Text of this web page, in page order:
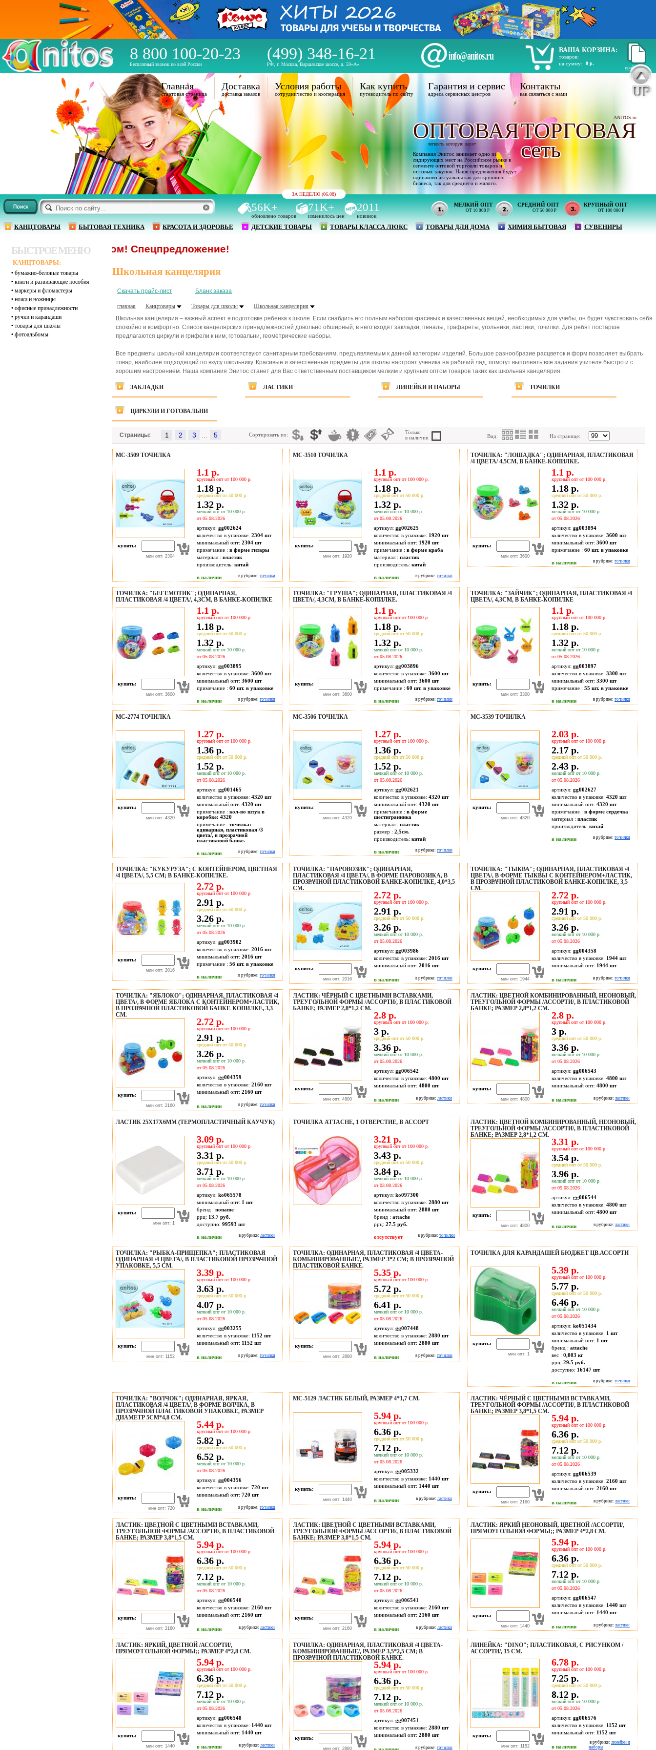
8 800 100-20-23
Бесплатный звонок по всей России
(499) 348-16-21
РФ, г. Москва, Варшавское шоссе, д. 59«А»
info@anitos.ru
ВАША КОРЗИНА:
товаров:
на сумму:
0 р.
прайс лист
ЗА НЕДЕЛЮ (06.08)
56K+
обновлено товаров
71K+
изменилось цен
2011
новинок
МЕЛКИЙ ОПТ
ОТ 10 000 Р
СРЕДНИЙ ОПТ
ОТ 50 000 Р
КРУПНЫЙ ОПТ
ОТ 100 000 Р
КАНЦТОВАРЫ БЫТОВАЯ ТЕХНИКА КРАСОТА И ЗДОРОВЬЕ ДЕТСКИЕ ТОВАРЫ ТОВАРЫ КЛАССА ЛЮКС ТОВАРЫ ДЛЯ ДОМА ХИМИЯ БЫТОВАЯ СУВЕНИРЫ
Главная
стартовая страница
Доставка
доставка заказов
Условия работы
сотрудничество и кооперация
Как купить
путеводитель по сайту
Гарантия и сервис
адреса сервисных центров
Контакты
как связаться с нами
ANITOS.ru
ОПТОВАЯТОРГОВАЯ
легкость которую дарят
Компания Энитос занимает одно из
лидирующих мест на Российском рынке в
сегменте оптовой торговли товаров и
оптовых закупок. Наши предложения будут
одинаково актуальны как для крупного
бизнеса, так для среднего и малого.
сеть
БЫСТРОЕ МЕНЮ
КАНЦТОВАРЫ:
• бумажно-беловые товары
• книги и развивающие пособия
• маркеры и фломастеры
• ножи и ножницы
• офисные принадлежности
• ручки и карандаши
• товары для школы
• фотоальбомы
оптом! Спецпредложение!
Школьная канцелярия
Скачать прайс-лист Бланк заказа
главная Канцтовары Товары для школы
Школьная канцелярия
Школьная канцелярия – важный аспект в подготовке ребенка к школе. Если снабдить его полным набором красивых и качественных вещей, необходимых для учебы, он будет чувствовать себя
спокойно и комфортно. Список канцелярских принадлежностей довольно обширный, в него входят закладки, пеналы, трафареты, угольники, ластики, точилки. Для ребят постарше
предлагаются циркули и грифели к ним, готовальни, геометрические наборы.
Все предметы школьной канцелярии соответствуют санитарным требованиям, предъявляемым к данной категории изделий. Большое разнообразие расцветок и форм позволяет выбрать
товар, наиболее подходящий по вкусу школьнику. Красивые и качественные предметы для школы настроят ученика на рабочий лад, помогут выполнять все задания учителя быстро и с
хорошим настроением. Наша компания Энитос станет для Вас ответственным поставщиком мелким и крупным оптом товаров таких как школьная канцелярия.
ЗАКЛАДКИ ЛАСТИКИ ЛИНЕЙКИ И НАБОРЫ ТОЧИЛКИ
ЦИРКУЛИ И ГОТОВАЛЬНИ
Страницы: 1 Сортировать по:
Только
в наличии
Вид: На странице:
МС-3509 ТОЧИЛКА
купить:
мин опт: 2304
1.1 р.
крупный опт от 100 000 р.
1.18 р.
средний опт от 50 000 р.
1.32 р.
мелкий опт от 10 000 р.
от 05.08.2026
артикул: gg002624
количество в упаковке: 2304 шт
минимальный опт: 2304 шт
примечание : в форме гитары
материал : пластик
производитель: китай
в наличии в рубрике: точилки
МС-3510 ТОЧИЛКА
купить:
мин опт: 1920
1.1 р.
крупный опт от 100 000 р.
1.18 р.
средний опт от 50 000 р.
1.32 р.
мелкий опт от 10 000 р.
от 05.08.2026
артикул: gg002625
количество в упаковке: 1920 шт
минимальный опт: 1920 шт
примечание : в форме краба
материал : пластик
производитель: китай
в наличии в рубрике: точилки
ТОЧИЛКА: "ЛОШАДКА"; ОДИНАРНАЯ, ПЛАСТИКОВАЯ
/4 ЦВЕТА/ 4,5СМ, В БАНКЕ-КОПИЛКЕ.
купить:
мин опт: 3600
1.1 р.
крупный опт от 100 000 р.
1.18 р.
средний опт от 50 000 р.
1.32 р.
мелкий опт от 10 000 р.
от 05.08.2026
артикул: gg003894
количество в упаковке: 3600 шт
минимальный опт: 3600 шт
примечание : 60 шт. в упаковке
в наличии в рубрике: точилки
ТОЧИЛКА: "БЕГЕМОТИК"; ОДИНАРНАЯ,
ПЛАСТИКОВАЯ /4 ЦВЕТА/, 4,3СМ, В БАНКЕ-КОПИЛКЕ
купить:
мин опт: 3600
1.1 р.
крупный опт от 100 000 р.
1.18 р.
средний опт от 50 000 р.
1.32 р.
мелкий опт от 10 000 р.
от 05.08.2026
артикул: gg003895
количество в упаковке: 3600 шт
минимальный опт: 3600 шт
примечание : 60 шт. в упаковке
в наличии в рубрике: точилки
ТОЧИЛКА: "ГРУША"; ОДИНАРНАЯ, ПЛАСТИКОВАЯ /4
ЦВЕТА/, 4,3СМ, В БАНКЕ-КОПИЛКЕ.
купить:
мин опт: 3600
1.1 р.
крупный опт от 100 000 р.
1.18 р.
средний опт от 50 000 р.
1.32 р.
мелкий опт от 10 000 р.
от 05.08.2026
артикул: gg003896
количество в упаковке: 3600 шт
минимальный опт: 3600 шт
примечание : 60 шт. в упаковке
в наличии в рубрике: точилки
ТОЧИЛКА: "ЗАЙЧИК"; ОДИНАРНАЯ, ПЛАСТИКОВАЯ /4
ЦВЕТА/, 4,3СМ, В БАНКЕ-КОПИЛКЕ
купить:
мин опт: 3300
1.1 р.
крупный опт от 100 000 р.
1.18 р.
средний опт от 50 000 р.
1.32 р.
мелкий опт от 10 000 р.
от 05.08.2026
артикул: gg003897
количество в упаковке: 3300 шт
минимальный опт: 3300 шт
примечание : 55 шт. в упаковке
в наличии в рубрике: точилки
МС-2774 ТОЧИЛКА
купить:
мин опт: 4320
1.27 р.
крупный опт от 100 000 р.
1.36 р.
средний опт от 50 000 р.
1.52 р.
мелкий опт от 10 000 р.
от 05.08.2026
артикул: gg001465
количество в упаковке: 4320 шт
минимальный опт: 4320 шт
примечание : кол-во штук в
коробке: 4320
примечание : точилка:
одинарная, пластиковая /3
цвета/, в прозрачной
пластиковой банке.
в наличии в рубрике: точилки
МС-3506 ТОЧИЛКА
купить:
мин опт: 4320
1.27 р.
крупный опт от 100 000 р.
1.36 р.
средний опт от 50 000 р.
1.52 р.
мелкий опт от 10 000 р.
от 05.08.2026
артикул: gg002621
количество в упаковке: 4320 шт
минимальный опт: 4320 шт
примечание : в форме
шестигранника
материал : пластик
размер : 2,5см.
производитель: китай
в наличии в рубрике: точилки
МС-3539 ТОЧИЛКА
купить:
мин опт: 4320
2.03 р.
крупный опт от 100 000 р.
2.17 р.
средний опт от 50 000 р.
2.43 р.
мелкий опт от 10 000 р.
от 05.08.2026
артикул: gg002627
количество в упаковке: 4320 шт
минимальный опт: 4320 шт
примечание : в форме сердечка
материал : пластик
производитель: китай
в наличии в рубрике: точилки
ТОЧИЛКА: "КУКУРУЗА"; С КОНТЕЙНЕРОМ, ЦВЕТНАЯ
/4 ЦВЕТА/, 5,5 СМ; В БАНКЕ-КОПИЛКЕ.
купить:
мин опт: 2016
2.72 р.
крупный опт от 100 000 р.
2.91 р.
средний опт от 50 000 р.
3.26 р.
мелкий опт от 10 000 р.
от 05.08.2026
артикул: gg003902
количество в упаковке: 2016 шт
минимальный опт: 2016 шт
примечание : 56 шт. в упаковке
в наличии в рубрике: точилки
ТОЧИЛКА: "ПАРОВОЗИК"; ОДИНАРНАЯ,
ПЛАСТИКОВАЯ /4 ЦВЕТА/, В ФОРМЕ ПАРОВОЗИКА, В
ПРОЗРАЧНОЙ ПЛАСТИКОВОЙ БАНКЕ-КОПИЛКЕ, 4,0*3,5
СМ.
купить:
мин опт: 2016
2.72 р.
крупный опт от 100 000 р.
2.91 р.
средний опт от 50 000 р.
3.26 р.
мелкий опт от 10 000 р.
от 05.08.2026
артикул: gg003986
количество в упаковке: 2016 шт
минимальный опт: 2016 шт
в наличии в рубрике: точилки
ТОЧИЛКА: "ТЫКВА"; ОДИНАРНАЯ, ПЛАСТИКОВАЯ /4
ЦВЕТА/, В ФОРМЕ ТЫКВЫ С КОНТЕЙНЕРОМ+ЛАСТИК,
В ПРОЗРАЧНОЙ ПЛАСТИКОВОЙ БАНКЕ-КОПИЛКЕ, 3,5
СМ.
купить:
мин опт: 1944
2.72 р.
крупный опт от 100 000 р.
2.91 р.
средний опт от 50 000 р.
3.26 р.
мелкий опт от 10 000 р.
от 05.08.2026
артикул: gg004358
количество в упаковке: 1944 шт
минимальный опт: 1944 шт
в наличии в рубрике: точилки
ТОЧИЛКА: "ЯБЛОКО"; ОДИНАРНАЯ, ПЛАСТИКОВАЯ /4
ЦВЕТА/, В ФОРМЕ ЯБЛОКА С КОНТЕЙНЕРОМ+ЛАСТИК,
В ПРОЗРАЧНОЙ ПЛАСТИКОВОЙ БАНКЕ-КОПИЛКЕ, 3,3
СМ.
купить:
мин опт: 2160
2.72 р.
крупный опт от 100 000 р.
2.91 р.
средний опт от 50 000 р.
3.26 р.
мелкий опт от 10 000 р.
от 05.08.2026
артикул: gg004359
количество в упаковке: 2160 шт
минимальный опт: 2160 шт
в наличии в рубрике: точилки
ЛАСТИК: ЧЁРНЫЙ С ЦВЕТНЫМИ ВСТАВКАМИ,
ТРЕУГОЛЬНОЙ ФОРМЫ /АССОРТИ/, В ПЛАСТИКОВОЙ
БАНКЕ; РАЗМЕР 2,8*1,2 СМ.
купить:
мин опт: 4800
2.8 р.
крупный опт от 100 000 р.
3 р.
средний опт от 50 000 р.
3.36 р.
мелкий опт от 10 000 р.
от 05.08.2026
артикул: gg006542
количество в упаковке: 4800 шт
минимальный опт: 4800 шт
в наличии в рубрике: ластики
ЛАСТИК: ЦВЕТНОЙ КОМБИНИРОВАННЫЙ, НЕОНОВЫЙ,
ТРЕУГОЛЬНОЙ ФОРМЫ /АССОРТИ/, В ПЛАСТИКОВОЙ
БАНКЕ; РАЗМЕР 2,8*1,2 СМ.
купить:
мин опт: 4800
2.8 р.
крупный опт от 100 000 р.
3 р.
средний опт от 50 000 р.
3.36 р.
мелкий опт от 10 000 р.
от 05.08.2026
артикул: gg006543
количество в упаковке: 4800 шт
минимальный опт: 4800 шт
в наличии в рубрике: ластики
ЛАСТИК 25Х17Х6ММ (ТЕРМОПЛАСТИЧНЫЙ КАУЧУК)
купить:
мин опт: 1
3.09 р.
крупный опт от 100 000 р.
3.31 р.
средний опт от 50 000 р.
3.71 р.
мелкий опт от 10 000 р.
от 05.08.2026
артикул: ko065578
минимальный опт: 1 шт
бренд : noname
ррц: 13.7 руб.
доступно: 99593 шт
в наличии в рубрике: ластики
ТОЧИЛКА ATTACHE, 1 ОТВЕРСТИЕ, В АССОРТ
3.21 р.
крупный опт от 100 000 р.
3.43 р.
средний опт от 50 000 р.
3.84 р.
мелкий опт от 10 000 р.
от 03.08.2026
артикул: ko097300
количество в упаковке: 2880 шт
минимальный опт: 2880 шт
бренд : attache
ррц: 27.5 руб.
отсутствует в рубрике: точилки
ЛАСТИК: ЦВЕТНОЙ КОМБИНИРОВАННЫЙ, НЕОНОВЫЙ,
ТРЕУГОЛЬНОЙ ФОРМЫ /АССОРТИ/, В ПЛАСТИКОВОЙ
БАНКЕ; РАЗМЕР 2,8*1,2 СМ.
купить:
мин опт: 4800
3.31 р.
крупный опт от 100 000 р.
3.54 р.
средний опт от 50 000 р.
3.96 р.
мелкий опт от 10 000 р.
от 05.08.2026
артикул: gg006544
количество в упаковке: 4800 шт
минимальный опт: 4800 шт
в наличии в рубрике: ластики
ТОЧИЛКА: "РЫБКА-ПРИЩЕПКА"; ПЛАСТИКОВАЯ
ОДИНАРНАЯ /4 ЦВЕТА/, В ПЛАСТИКОВОЙ ПРОЗРАЧНОЙ
УПАКОВКЕ, 5,5 СМ.
купить:
мин опт: 1152
3.39 р.
крупный опт от 100 000 р.
3.63 р.
средний опт от 50 000 р.
4.07 р.
мелкий опт от 10 000 р.
от 05.08.2026
артикул: gg003255
количество в упаковке: 1152 шт
минимальный опт: 1152 шт
в наличии в рубрике: точилки
ТОЧИЛКА: ОДИНАРНАЯ, ПЛАСТИКОВАЯ /4 ЦВЕТА-
КОМБИНИРОВАННЫЕ/, РАЗМЕР 3*2 СМ; В ПРОЗРАЧНОЙ
ПЛАСТИКОВОЙ БАНКЕ.
купить:
мин опт: 2880
5.35 р.
крупный опт от 100 000 р.
5.72 р.
средний опт от 50 000 р.
6.41 р.
мелкий опт от 10 000 р.
от 05.08.2026
артикул: gg007448
количество в упаковке: 2880 шт
минимальный опт: 2880 шт
в наличии в рубрике: точилки
ТОЧИЛКА ДЛЯ КАРАНДАШЕЙ БЮДЖЕТ ЦВ.АССОРТИ
купить:
мин опт: 1
5.39 р.
крупный опт от 100 000 р.
5.77 р.
средний опт от 50 000 р.
6.46 р.
мелкий опт от 10 000 р.
от 05.08.2026
артикул: ko051434
количество в упаковке: 1 шт
минимальный опт: 1 шт
бренд : attache
вес : 0,003 кг
ррц: 29.5 руб.
доступно: 16147 шт
в наличии в рубрике: точилки
ТОЧИЛКА: "ВОЛЧОК"; ОДИНАРНАЯ, ЯРКАЯ,
ПЛАСТИКОВАЯ /4 ЦВЕТА/, В ФОРМЕ ВОЛЧКА, В
ПРОЗРАЧНОЙ ПЛАСТИКОВОЙ УПАКОВКЕ, РАЗМЕР
ДИАМЕТР 5СМ*4,8 СМ.
купить:
мин опт: 720
5.44 р.
крупный опт от 100 000 р.
5.82 р.
средний опт от 50 000 р.
6.52 р.
мелкий опт от 10 000 р.
от 05.08.2026
артикул: gg004356
количество в упаковке: 720 шт
минимальный опт: 720 шт
в наличии в рубрике: точилки
МС-5129 ЛАСТИК БЕЛЫЙ, РАЗМЕР 4*1,7 СМ.
купить:
мин опт: 1440
5.94 р.
крупный опт от 100 000 р.
6.36 р.
средний опт от 50 000 р.
7.12 р.
мелкий опт от 10 000 р.
от 05.08.2026
артикул: gg005332
количество в упаковке: 1440 шт
минимальный опт: 1440 шт
в наличии в рубрике: ластики
ЛАСТИК: ЧЁРНЫЙ С ЦВЕТНЫМИ ВСТАВКАМИ,
ТРЕУГОЛЬНОЙ ФОРМЫ /АССОРТИ/, В ПЛАСТИКОВОЙ
БАНКЕ; РАЗМЕР 3,8*1,5 СМ.
купить:
мин опт: 2160
5.94 р.
крупный опт от 100 000 р.
6.36 р.
средний опт от 50 000 р.
7.12 р.
мелкий опт от 10 000 р.
от 05.08.2026
артикул: gg006539
количество в упаковке: 2160 шт
минимальный опт: 2160 шт
в наличии в рубрике: ластики
ЛАСТИК: ЦВЕТНОЙ С ЦВЕТНЫМИ ВСТАВКАМИ,
ТРЕУГОЛЬНОЙ ФОРМЫ /АССОРТИ/, В ПЛАСТИКОВОЙ
БАНКЕ; РАЗМЕР 3,8*1,5 СМ.
купить:
мин опт: 2160
5.94 р.
крупный опт от 100 000 р.
6.36 р.
средний опт от 50 000 р.
7.12 р.
мелкий опт от 10 000 р.
от 05.08.2026
артикул: gg006540
количество в упаковке: 2160 шт
минимальный опт: 2160 шт
в наличии в рубрике: ластики
ЛАСТИК: ЦВЕТНОЙ С ЦВЕТНЫМИ ВСТАВКАМИ,
ТРЕУГОЛЬНОЙ ФОРМЫ /АССОРТИ/, В ПЛАСТИКОВОЙ
БАНКЕ; РАЗМЕР 3,8*1,5 СМ.
купить:
мин опт: 2160
5.94 р.
крупный опт от 100 000 р.
6.36 р.
средний опт от 50 000 р.
7.12 р.
мелкий опт от 10 000 р.
от 05.08.2026
артикул: gg006541
количество в упаковке: 2160 шт
минимальный опт: 2160 шт
в наличии в рубрике: ластики
ЛАСТИК: ЯРКИЙ НЕОНОВЫЙ, ЦВЕТНОЙ /АССОРТИ/,
ПРЯМОУГОЛЬНОЙ ФОРМЫ;; РАЗМЕР 4*2,8 СМ.
купить:
мин опт: 1440
5.94 р.
крупный опт от 100 000 р.
6.36 р.
средний опт от 50 000 р.
7.12 р.
мелкий опт от 10 000 р.
от 05.08.2026
артикул: gg006547
количество в упаковке: 1440 шт
минимальный опт: 1440 шт
в наличии в рубрике: ластики
ЛАСТИК: ЯРКИЙ, ЦВЕТНОЙ /АССОРТИ/,
ПРЯМОУГОЛЬНОЙ ФОРМЫ;; РАЗМЕР 4*2,8 СМ.
купить:
мин опт: 1440
5.94 р.
крупный опт от 100 000 р.
6.36 р.
средний опт от 50 000 р.
7.12 р.
мелкий опт от 10 000 р.
от 05.08.2026
артикул: gg006548
количество в упаковке: 1440 шт
минимальный опт: 1440 шт
в наличии в рубрике: ластики
ТОЧИЛКА: ОДИНАРНАЯ, ПЛАСТИКОВАЯ /4 ЦВЕТА-
КОМБИНИРОВАННЫЕ/, РАЗМЕР 3,5*2,5 СМ; В
ПРОЗРАЧНОЙ ПЛАСТИКОВОЙ БАНКЕ.
купить:
мин опт: 2880
5.94 р.
крупный опт от 100 000 р.
6.36 р.
средний опт от 50 000 р.
7.12 р.
мелкий опт от 10 000 р.
от 05.08.2026
артикул: gg007451
количество в упаковке: 2880 шт
минимальный опт: 2880 шт
в рубрике: точилки
ЛИНЕЙКА: "DINO"; ПЛАСТИКОВАЯ, С РИСУНКОМ /
АССОРТИ/, 15 СМ.
купить:
мин опт: 1152
6.78 р.
крупный опт от 100 000 р.
7.25 р.
средний опт от 50 000 р.
8.12 р.
мелкий опт от 10 000 р.
от 05.08.2026
артикул: gg006576
количество в упаковке: 1152 шт
минимальный опт: 1152 шт
в наличии
в рубрике: линейки и
наборы